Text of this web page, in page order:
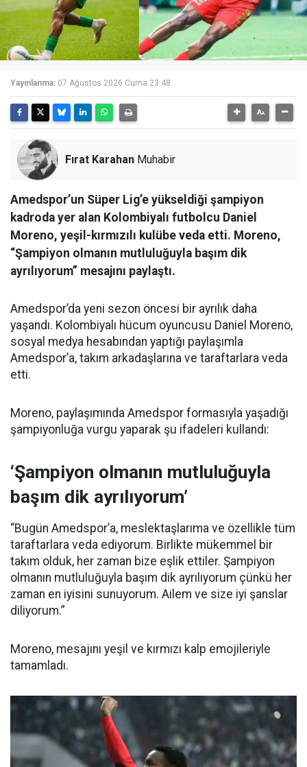
Yayınlanma: 07 Ağustos 2026 Cuma 23:48
Fırat Karahan Muhabir
Amedspor’un Süper Lig’e yükseldiği şampiyon
kadroda yer alan Kolombiyalı futbolcu Daniel
Moreno, yeşil-kırmızılı kulübe veda etti. Moreno,
“Şampiyon olmanın mutluluğuyla başım dik
ayrılıyorum” mesajını paylaştı.
Amedspor’da yeni sezon öncesi bir ayrılık daha
yaşandı. Kolombiyalı hücum oyuncusu Daniel Moreno,
sosyal medya hesabından yaptığı paylaşımla
Amedspor’a, takım arkadaşlarına ve taraftarlara veda
etti.
Moreno, paylaşımında Amedspor formasıyla yaşadığı
şampiyonluğa vurgu yaparak şu ifadeleri kullandı:
‘Şampiyon olmanın mutluluğuyla
başım dik ayrılıyorum’
“Bugün Amedspor’a, meslektaşlarıma ve özellikle tüm
taraftarlara veda ediyorum. Birlikte mükemmel bir
takım olduk, her zaman bize eşlik ettiler. Şampiyon
olmanın mutluluğuyla başım dik ayrılıyorum çünkü her
zaman en iyisini sunuyorum. Ailem ve size iyi şanslar
diliyorum.”
Moreno, mesajını yeşil ve kırmızı kalp emojileriyle
tamamladı.